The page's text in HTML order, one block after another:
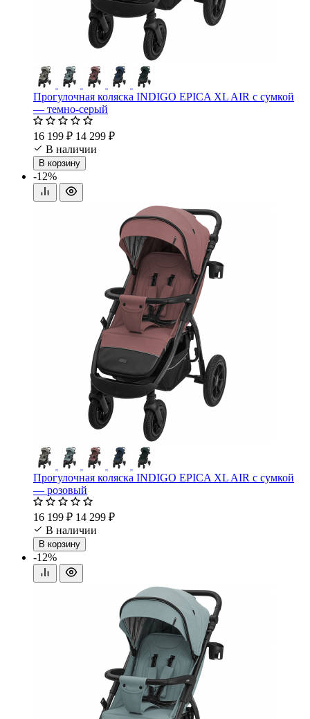
Прогулочная коляска INDIGO EPICA XL AIR с сумкой
— темно-серый
16 199 ₽ 14 299 ₽
В наличии
В корзину
-12%
Прогулочная коляска INDIGO EPICA XL AIR с сумкой
— розовый
16 199 ₽ 14 299 ₽
В наличии
В корзину
-12%